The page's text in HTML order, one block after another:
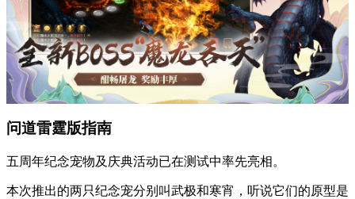
问道雷霆版指南
五周年纪念宠物及庆典活动已在测试中率先亮相。
本次推出的两只纪念宠分别叫武极和寒宵，听说它们的原型是